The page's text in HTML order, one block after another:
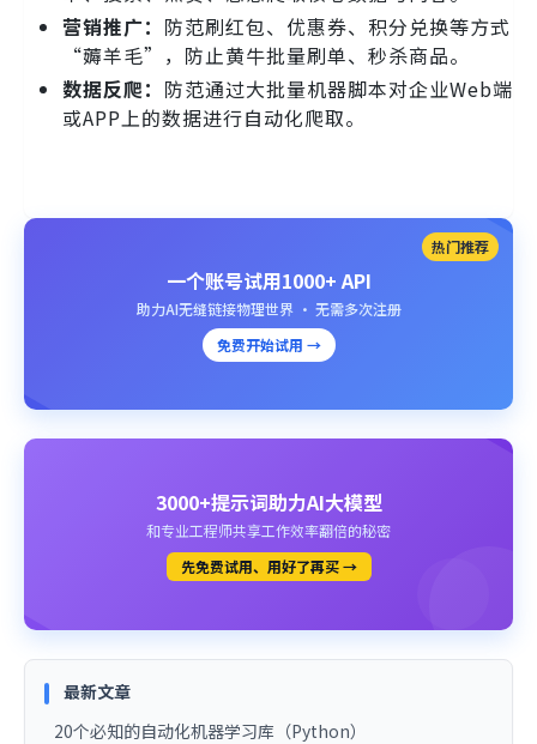
营销推广： 防范刷红包、优惠券、积分兑换等方式
“薅羊毛”，防止黄牛批量刷单、秒杀商品。
数据反爬： 防范通过大批量机器脚本对企业Web端
或APP上的数据进行自动化爬取。
热门推荐
一个账号试用1000+ API
助力AI无缝链接物理世界 · 无需多次注册
免费开始试用 →
3000+提示词助力AI大模型
和专业工程师共享工作效率翻倍的秘密
先免费试用、用好了再买 →
最新文章
20个必知的自动化机器学习库（Python）